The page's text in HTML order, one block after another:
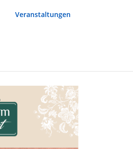
Veranstaltungen